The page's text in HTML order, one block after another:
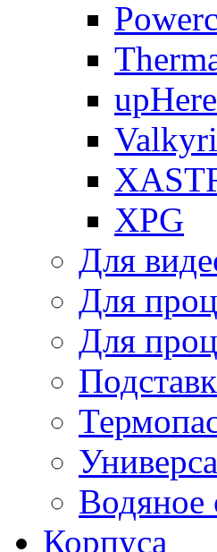
upHere
XPG
Для
Для
Для
Водяное
Корпуса